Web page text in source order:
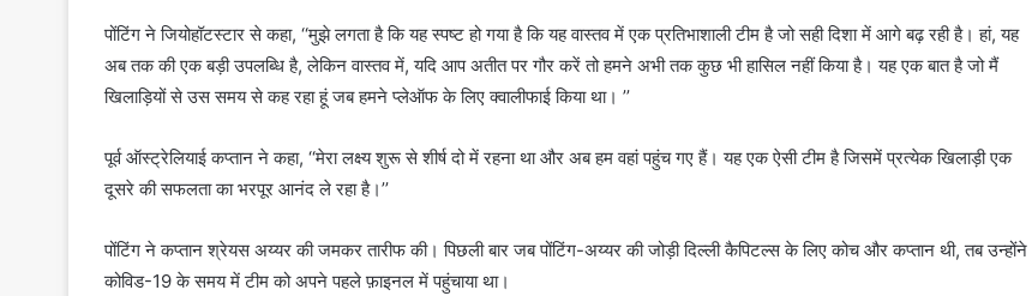
पोंटिंग ने जियोहॉटस्टार से कहा, ‘‘मुझे लगता है कि यह स्पष्ट हो गया है कि यह वास्तव में एक प्रतिभाशाली टीम है जो सही दिशा में आगे बढ़ रही है। हां, यह
अब तक की एक बड़ी उपलब्धि है, लेकिन वास्तव में, यदि आप अतीत पर गौर करें तो हमने अभी तक कुछ भी हासिल नहीं किया है। यह एक बात है जो मैं
खिलाड़ियों से उस समय से कह रहा हूं जब हमने प्लेऑफ के लिए क्वालीफाई किया था। ’’
पूर्व ऑस्ट्रेलियाई कप्तान ने कहा, ‘‘मेरा लक्ष्य शुरू से शीर्ष दो में रहना था और अब हम वहां पहुंच गए हैं। यह एक ऐसी टीम है जिसमें प्रत्येक खिलाड़ी एक
दूसरे की सफलता का भरपूर आनंद ले रहा है।’’
पोंटिंग ने कप्तान श्रेयस अय्यर की जमकर तारीफ की। पिछली बार जब पोंटिंग-अय्यर की जोड़ी दिल्ली कैपिटल्स के लिए कोच और कप्तान थी, तब उन्होंने
कोविड-19 के समय में टीम को अपने पहले फ़ाइनल में पहुंचाया था।